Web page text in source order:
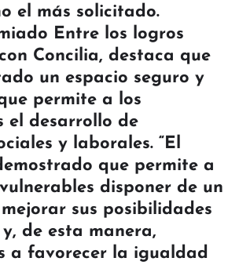
el más solicitado.
Entre los logros
Concilia, destaca que
un espacio seguro y
permite a los
el desarrollo de
y laborales. “El
que permite a
disponer de un
sus posibilidades
de esta manera,
a favorecer la igualdad